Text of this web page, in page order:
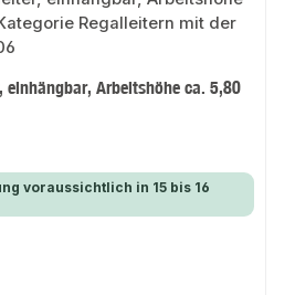
Arbeitshöhe ca. 5,80
voraussichtlich in 15 bis 16